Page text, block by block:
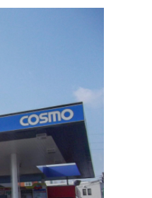
検索